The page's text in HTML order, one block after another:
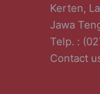
Kerten,
Jawa
Telp. :
Contact